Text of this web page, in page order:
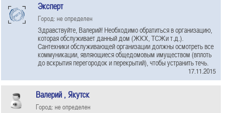
Эксперт
Город: не определен
Здравствуйте, Валерий! Необходимо обратиться в организацию,
которая обслуживает данный дом (ЖКХ, ТСЖи т.д.).
Сантехники обслуживающей организации должны осмотреть все
коммуникации, являющиеся общедомовым имуществом (вплоть
до вскрытия перегородок и перекрытий), чтобы устранить течь.
17.11.2015
Валерий , Якутск
Город: не определен